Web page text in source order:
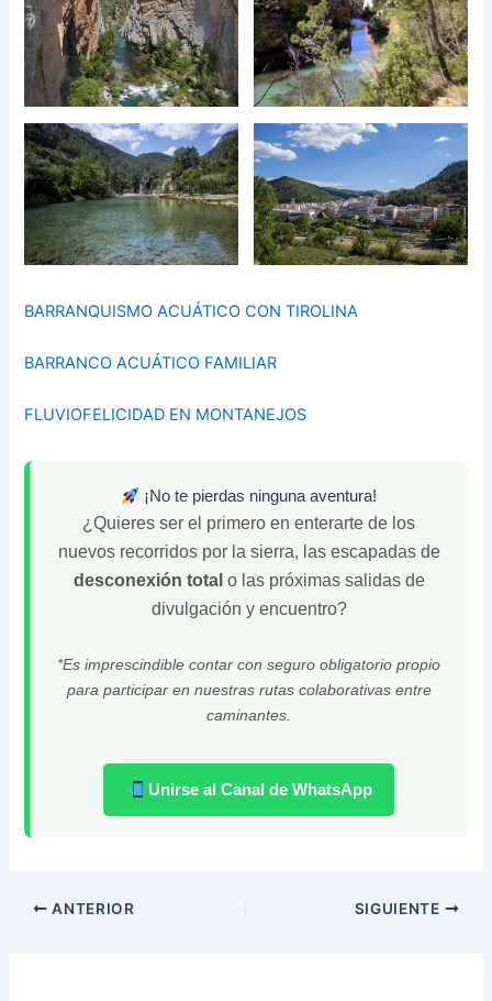
BARRANQUISMO ACUÁTICO CON TIROLINA
BARRANCO ACUÁTICO FAMILIAR
FLUVIOFELICIDAD EN MONTANEJOS
¡No te pierdas ninguna aventura!
¿Quieres ser el primero en enterarte de los
nuevos recorridos por la sierra, las escapadas de
desconexión total o las próximas salidas de
divulgación y encuentro?
*Es imprescindible contar con seguro obligatorio propio
para participar en nuestras rutas colaborativas entre
caminantes.
Unirse al Canal de WhatsApp
ANTERIOR SIGUIENTE